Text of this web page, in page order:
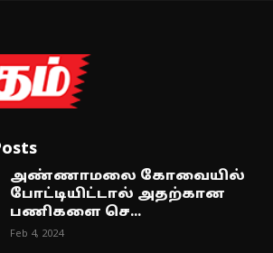
அண்ணாமலை கோவையில்
போட்டியிட்டால் அதற்கான
பணிகளை செ...
Feb 4, 2024